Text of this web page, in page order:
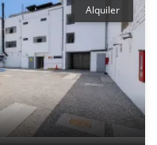
Alquiler